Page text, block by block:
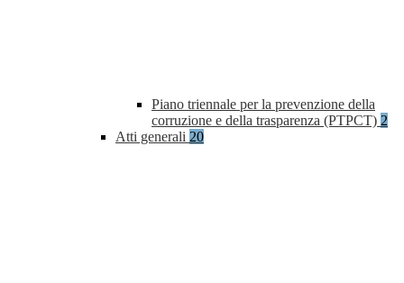
Piano triennale per la prevenzione della
corruzione e della trasparenza (PTPCT) 2
Atti generali 20